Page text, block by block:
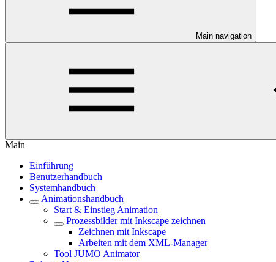
Main navigation
Main
Einführung
Benutzerhandbuch
Systemhandbuch
Animationshandbuch
Start & Einstieg Animation
Prozessbilder mit Inkscape zeichnen
Zeichnen mit Inkscape
Arbeiten mit dem XML-Manager
Tool JUMO Animator